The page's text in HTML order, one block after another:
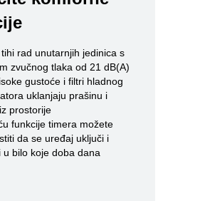
rad unutarnjih jedinica s
zvučnog tlaka od 21 dB(A)
gustoće i filtri hladnog
uklanjaju prašinu i
prostorije
funkcije timera možete
da se uređaj uključi i
u bilo koje doba dana